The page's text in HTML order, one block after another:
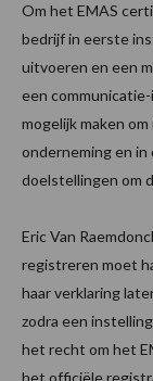
Om het EMAS
bedrijf in eerste
uitvoeren en een
een
mogelijk maken
onderneming en in
doelstellingen om
Eric Van
registreren moet
haar verklaring
zodra een
het recht om het